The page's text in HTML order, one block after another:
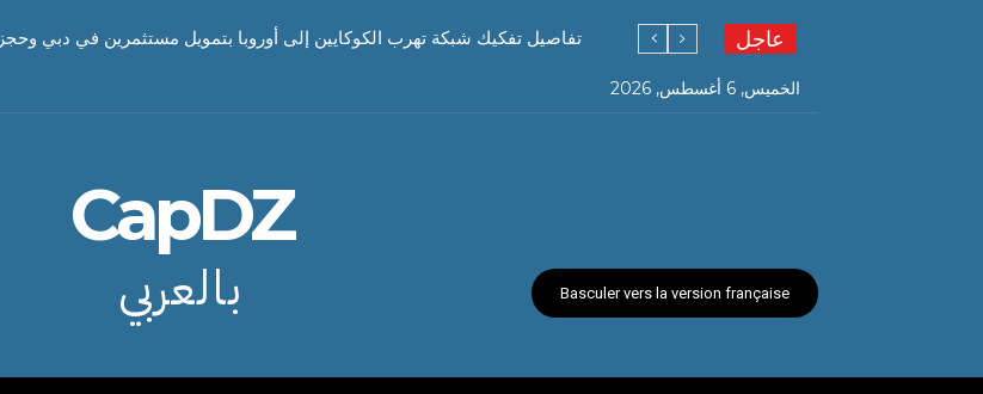
عاجل تفاصيل تفكيك شبكة تهرب الكوكايين إلى أوروبا بتمويل مستثمرين في دبي وحجز 21 طنا كوكايين
الخميس, 6 أغسطس, 2026
Basculer vers la version française
CapDZ
بالعربي